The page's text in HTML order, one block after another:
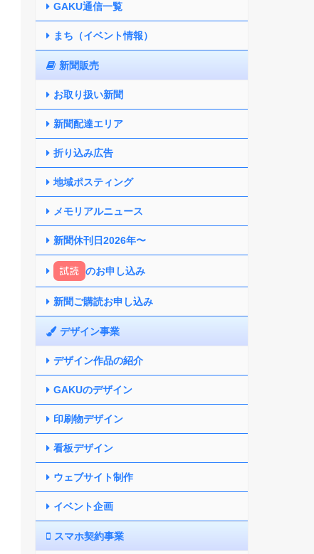
GAKU通信一覧
まち（イベント情報）
新聞販売
お取り扱い新聞
新聞配達エリア
折り込み広告
地域ポスティング
メモリアルニュース
新聞休刊日2026年〜
試読 のお申し込み
新聞ご購読お申し込み
デザイン事業
デザイン作品の紹介
GAKUのデザイン
印刷物デザイン
看板デザイン
ウェブサイト制作
イベント企画
スマホ契約事業